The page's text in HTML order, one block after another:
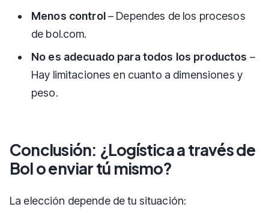
Menos control– Dependes de los procesos
de bol.com.
No es adecuado para todos los productos –
Hay limitaciones en cuanto a dimensiones y
peso.
Conclusión: ¿Logística a través de
Bol o enviar tú mismo?
La elección depende de tu situación: